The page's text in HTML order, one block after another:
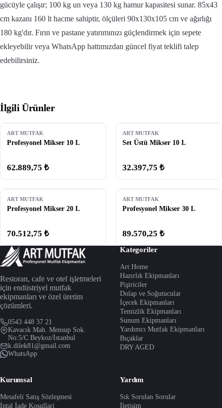
gücüyle çalışır; 100 kg un veya 130 kg hamur kapasitesi sunar. 85x43
cm kazanı 160 lt hacme sahiptir, ölçüleri 90x130x105 cm ve ağırlığı
180 kg'dır. Fırın ve pastane yatırımınızı güçlendirmek için sepete
ekleyebilir veya WhatsApp hattımızdan güncel fiyat teklifi talep
edebilirsiniz.
İlgili Ürünler
ART MUTFAK
Profesyonel Mikser 10 L
62.889,75 ₺
ART MUTFAK
Set Üstü Mikser 10 L
32.397,75 ₺
ART MUTFAK
Profesyonel Mikser 20 L
70.512,75 ₺
ART MUTFAK
Profesyonel Mikser 30 L
89.570,25 ₺
Restoran, cafe ve otel işletmeleri
için endüstriyel mutfak
ekipmanları ve özel üretim
çözümleri.
0543 448 37 21
Kavacık Mah. Mensup Sok.
No:5/C Beykoz/İstanbul
k.dilek81@gmail.com
WhatsApp
Kategoriler
Art Home
Hazırlık Ekipmanları
Pişiriciler
Dolap ve Soğutucular
İçecek Ekipmanları
Temizlik Ekipmanları
Sunum Ekipmanları
Yardımcı Mutfak Ekipmanları
Bıçaklar
DRY AGED
Kurumsal
Mesafeli Satış Sözleşmesi
İptal İade Koşullari
Yardım
Sık Sorulan Sorular
İletişim